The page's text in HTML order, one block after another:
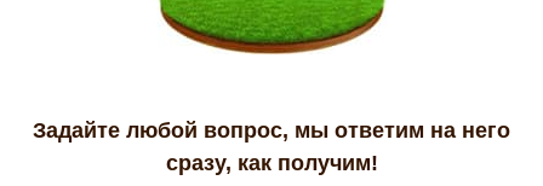
Задайте любой вопрос, мы ответим на него
сразу, как получим!